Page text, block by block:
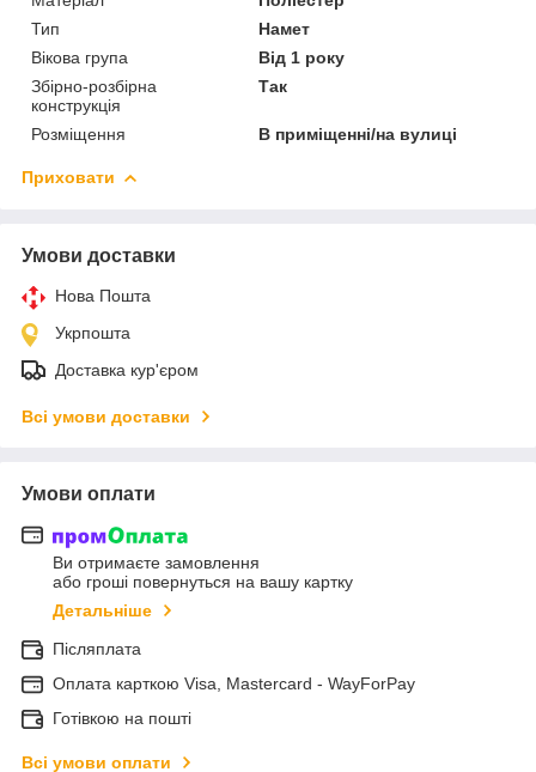
Тип
Намет
Вікова група
Від 1 року
Збірно-розбірна
конструкція
Так
Розміщення В приміщенні/на вулиці
Приховати
Умови доставки
Нова Пошта
Укрпошта
Доставка кур'єром
Всі умови доставки
Умови оплати
Ви отримаєте замовлення
або гроші повернуться на вашу картку
Детальніше
Післяплата
Оплата карткою Visa, Mastercard - WayForPay
Готівкою на пошті
Всі умови оплати